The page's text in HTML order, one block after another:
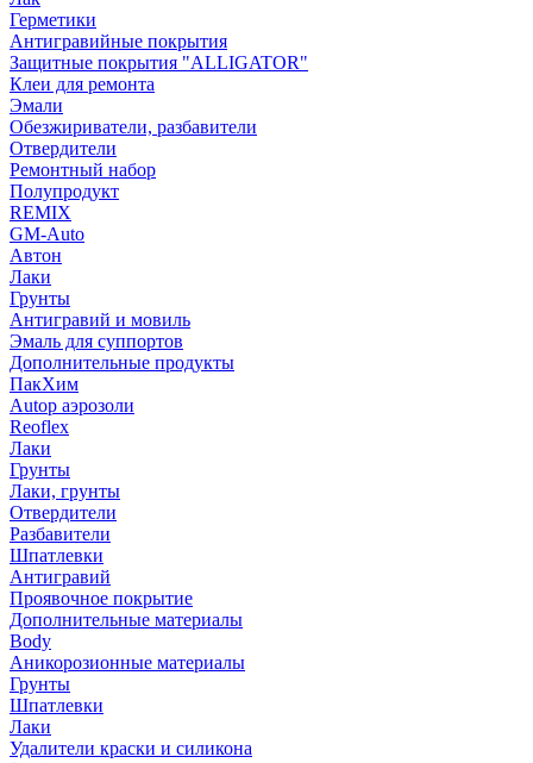
Герметики
Антигравийные покрытия
Защитные покрытия "ALLIGATOR"
Клеи для ремонта
Эмали
Обезжириватели, разбавители
Отвердители
Ремонтный набор
Полупродукт
REMIX
GM-Auto
Автон
Лаки
Грунты
Антигравий и мовиль
Эмаль для суппортов
Дополнительные продукты
ПакХим
Autop аэрозоли
Reoflex
Лаки
Грунты
Лаки, грунты
Отвердители
Разбавители
Шпатлевки
Антигравий
Проявочное покрытие
Дополнительные материалы
Body
Аникорозионные материалы
Грунты
Шпатлевки
Лаки
Удалители краски и силикона